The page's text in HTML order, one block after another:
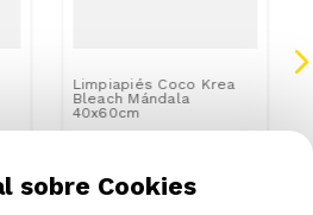
Limpiapiés Coco Krea
Bleach Mándala
40x60cm
sobre Cookies